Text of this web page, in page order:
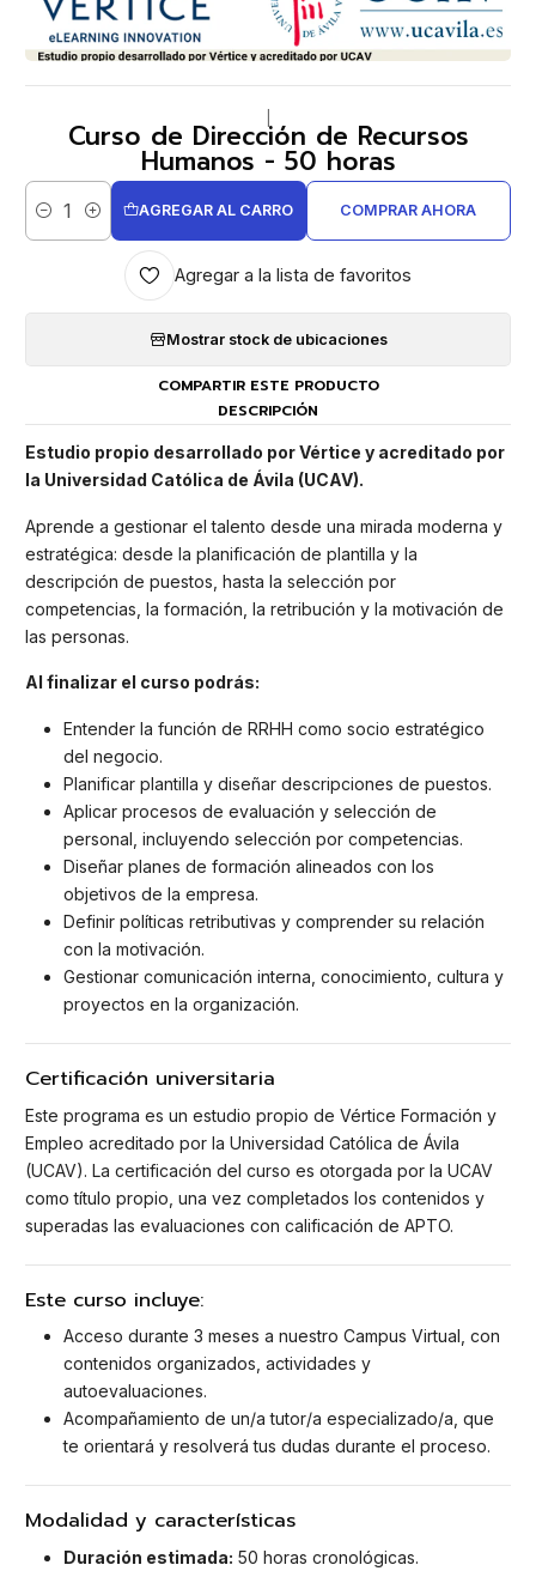
Curso de Dirección de Recursos
Humanos - 50 horas
Cantidad
AGREGAR AL CARRO COMPRAR AHORA
Agregar a la lista de favoritos
Mostrar stock de ubicaciones
COMPARTIR ESTE PRODUCTO
DESCRIPCIÓN
Estudio propio desarrollado por Vértice y acreditado por
la Universidad Católica de Ávila (UCAV).
Aprende a gestionar el talento desde una mirada moderna y
estratégica: desde la planificación de plantilla y la
descripción de puestos, hasta la selección por
competencias, la formación, la retribución y la motivación de
las personas.
Al finalizar el curso podrás:
Entender la función de RRHH como socio estratégico
del negocio.
Planificar plantilla y diseñar descripciones de puestos.
Aplicar procesos de evaluación y selección de
personal, incluyendo selección por competencias.
Diseñar planes de formación alineados con los
objetivos de la empresa.
Definir políticas retributivas y comprender su relación
con la motivación.
Gestionar comunicación interna, conocimiento, cultura y
proyectos en la organización.
Certificación universitaria
Este programa es un estudio propio de Vértice Formación y
Empleo acreditado por la Universidad Católica de Ávila
(UCAV). La certificación del curso es otorgada por la UCAV
como título propio, una vez completados los contenidos y
superadas las evaluaciones con calificación de APTO.
Este curso incluye:
Acceso durante 3 meses a nuestro Campus Virtual, con
contenidos organizados, actividades y
autoevaluaciones.
Acompañamiento de un/a tutor/a especializado/a, que
te orientará y resolverá tus dudas durante el proceso.
Modalidad y características
Duración estimada: 50 horas cronológicas.